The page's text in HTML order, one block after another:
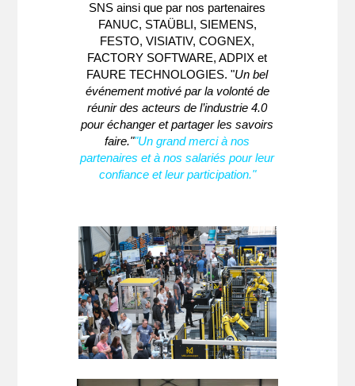
SNS ainsi que par nos partenaires
FANUC, STAÜBLI, SIEMENS,
FESTO, VISIATIV, COGNEX,
FACTORY SOFTWARE, ADPIX et
FAURE TECHNOLOGIES. "Un bel
événement motivé par la volonté de
réunir des acteurs de l’industrie 4.0
pour échanger et partager les savoirs
faire.""Un grand merci à nos
partenaires et à nos salariés pour leur
confiance et leur participation."